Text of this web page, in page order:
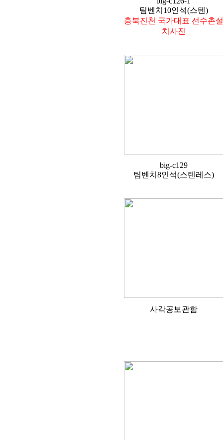
팀벤치10인석(스텐)
충북진천 국가대표 선수촌설
치사진
big-c129
팀벤치8인석(스텐레스)
사각공보관함